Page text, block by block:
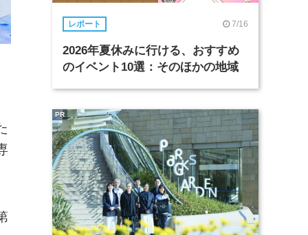
レポート 7/16
2026年夏休みに行ける、おすすめ
のイベント10選：そのほかの地域
PR